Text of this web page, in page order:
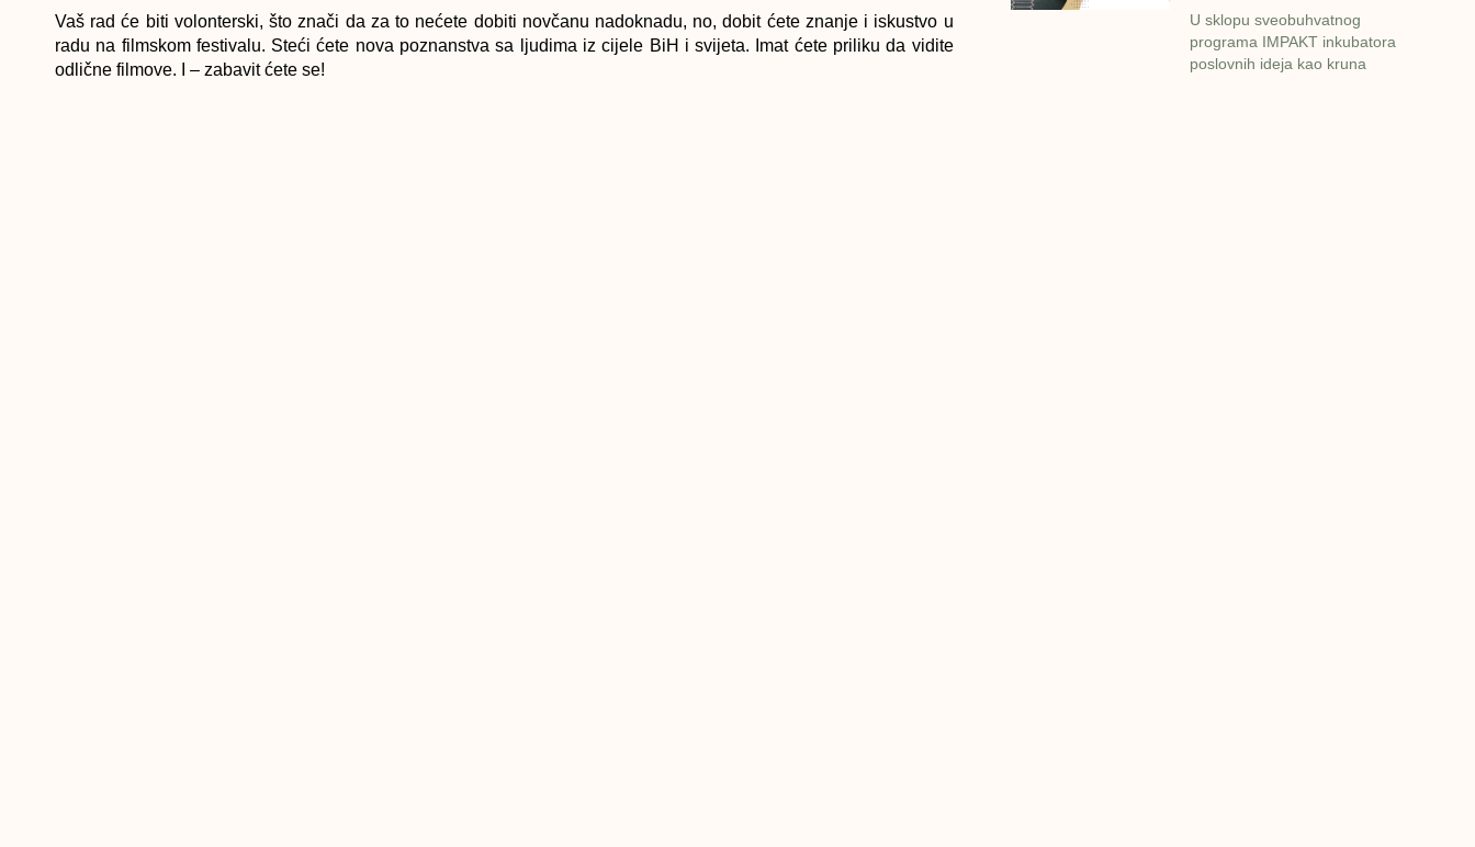
Vaš rad će biti volonterski, što znači da za to nećete dobiti novčanu nadoknadu, no, dobit ćete znanje i iskustvo u
radu na filmskom festivalu. Steći ćete nova poznanstva sa ljudima iz cijele BiH i svijeta. Imat ćete priliku da vidite
odlične filmove. I – zabavit ćete se!
U sklopu sveobuhvatnog
programa IMPAKT inkubatora
poslovnih ideja kao kruna